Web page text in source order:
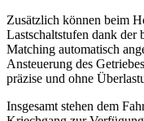
Zusätzlich können beim
Lastschaltstufen dank der
Matching automatisch
Ansteuerung des
präzise und ohne
Insgesamt stehen dem